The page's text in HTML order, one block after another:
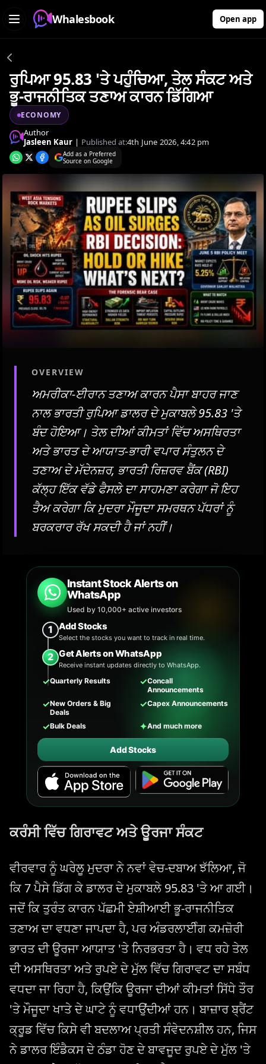
Whalesbook Open app
ਰੁਪਿਆ 95.83 'ਤੇ ਪਹੁੰਚਿਆ, ਤੇਲ ਸੰਕਟ ਅਤੇ
ਭੂ-ਰਾਜਨੀਤਿਕ ਤਣਾਅ ਕਾਰਨ ਡਿੱਗਿਆ
ECONOMY
Author
Jasleen Kaur | Published at:4th June 2026, 4:42 pm
Add as a Preferred
Source on Google
OVERVIEW
ਅਮਰੀਕਾ-ਈਰਾਨ ਤਣਾਅ ਕਾਰਨ ਪੈਸਾ ਬਾਹਰ ਜਾਣ
ਨਾਲ ਭਾਰਤੀ ਰੁਪਿਆ ਡਾਲਰ ਦੇ ਮੁਕਾਬਲੇ 95.83 'ਤੇ
ਬੰਦ ਹੋਇਆ। ਤੇਲ ਦੀਆਂ ਕੀਮਤਾਂ ਵਿੱਚ ਅਸਥਿਰਤਾ
ਅਤੇ ਭਾਰਤ ਦੇ ਆਯਾਤ-ਭਾਰੀ ਵਪਾਰ ਸੰਤੁਲਨ ਦੇ
ਤਣਾਅ ਦੇ ਮੱਦੇਨਜ਼ਰ, ਭਾਰਤੀ ਰਿਜ਼ਰਵ ਬੈਂਕ (RBI)
ਕੱਲ੍ਹ ਇੱਕ ਵੱਡੇ ਫੈਸਲੇ ਦਾ ਸਾਹਮਣਾ ਕਰੇਗਾ ਜੋ ਇਹ
ਤੈਅ ਕਰੇਗਾ ਕਿ ਮੁਦਰਾ ਮੌਜੂਦਾ ਸਮਰਥਨ ਪੱਧਰਾਂ ਨੂੰ
ਬਰਕਰਾਰ ਰੱਖ ਸਕਦੀ ਹੈ ਜਾਂ ਨਹੀਂ।
Instant Stock Alerts on
WhatsApp
Used by 10,000+ active investors
1 Add Stocks
Select the stocks you want to track in real time.
2 Get Alerts on WhatsApp
Receive instant updates directly to WhatsApp.
✓Quarterly Results ✓Concall
Announcements
✓New Orders & Big
Deals
✓Capex Announcements
✓Bulk Deals ✦And much more
Add Stocks
ਕਰੰਸੀ ਵਿੱਚ ਗਿਰਾਵਟ ਅਤੇ ਊਰਜਾ ਸੰਕਟ
ਵੀਰਵਾਰ ਨੂੰ ਘਰੇਲੂ ਮੁਦਰਾ ਨੇ ਨਵਾਂ ਵੇਚ-ਦਬਾਅ ਝੱਲਿਆ, ਜੋ
ਕਿ 7 ਪੈਸੇ ਡਿੱਗ ਕੇ ਡਾਲਰ ਦੇ ਮੁਕਾਬਲੇ 95.83 'ਤੇ ਆ ਗਈ।
ਜਦੋਂ ਕਿ ਤੁਰੰਤ ਕਾਰਨ ਪੱਛਮੀ ਏਸ਼ੀਆਈ ਭੂ-ਰਾਜਨੀਤਿਕ
ਤਣਾਅ ਦਾ ਵਧਣਾ ਜਾਪਦਾ ਹੈ, ਪਰ ਅੰਡਰਲਾਈੰਗ ਕਮਜ਼ੋਰੀ
ਭਾਰਤ ਦੀ ਊਰਜਾ ਆਯਾਤ 'ਤੇ ਨਿਰਭਰਤਾ ਹੈ। ਵਧ ਰਹੇ ਤੇਲ
ਦੀ ਅਸਥਿਰਤਾ ਅਤੇ ਰੁਪਏ ਦੇ ਮੁੱਲ ਵਿੱਚ ਗਿਰਾਵਟ ਦਾ ਸਬੰਧ
ਵਧਦਾ ਜਾ ਰਿਹਾ ਹੈ, ਕਿਉਂਕਿ ਊਰਜਾ ਦੀਆਂ ਕੀਮਤਾਂ ਸਿੱਧੇ ਤੌਰ
'ਤੇ ਮੌਜੂਦਾ ਖਾਤੇ ਦੇ ਘਾਟੇ ਨੂੰ ਵਧਾਉਂਦੀਆਂ ਹਨ। ਬਾਜ਼ਾਰ ਬ੍ਰੈਂਟ
ਕ੍ਰੂਡ ਵਿੱਚ ਕਿਸੇ ਵੀ ਬਦਲਾਅ ਪ੍ਰਤੀ ਸੰਵੇਦਨਸ਼ੀਲ ਹਨ, ਜਿਸ
ਨੇ ਡਾਲਰ ਇੰਡੈਕਸ ਦੇ ਠੰਡਾ ਹੋਣ ਦੇ ਬਾਵਜੂਦ ਰੁਪਏ ਦੇ ਮੁੱਲ 'ਤੇ